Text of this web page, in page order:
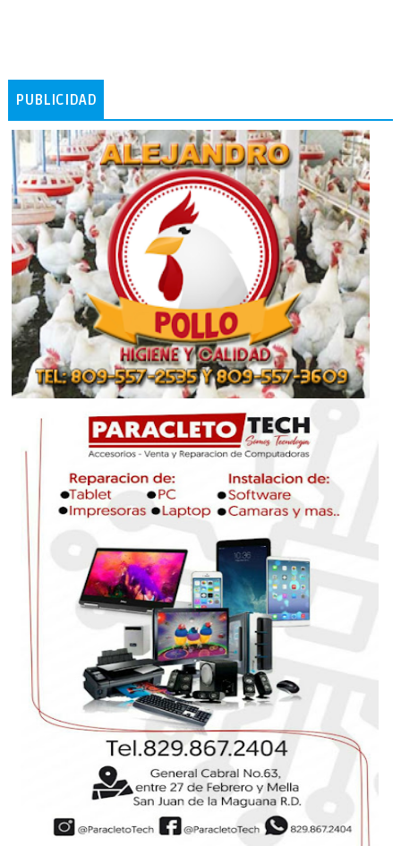
PUBLICIDAD